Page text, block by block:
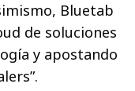
Bluetab
de soluciones
y apostando